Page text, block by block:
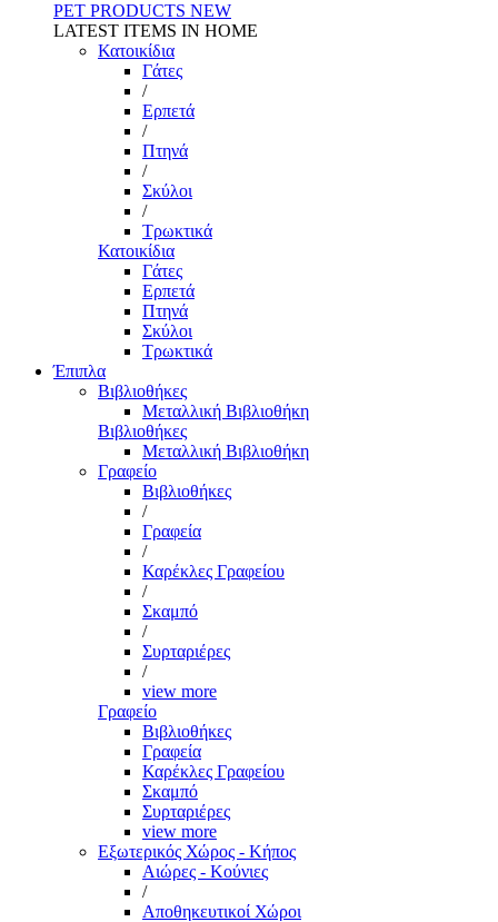
PET PRODUCTS NEW
LATEST ITEMS IN HOME
Κατοικίδια
Γάτες
/
Ερπετά
/
Πτηνά
/
Σκύλοι
/
Τρωκτικά
Κατοικίδια
Γάτες
Ερπετά
Πτηνά
Σκύλοι
Τρωκτικά
Έπιπλα
Βιβλιοθήκες
Μεταλλική Βιβλιοθήκη
Βιβλιοθήκες
Μεταλλική Βιβλιοθήκη
Γραφείο
Βιβλιοθήκες
/
Γραφεία
/
Καρέκλες Γραφείου
/
Σκαμπό
/
Συρταριέρες
/
view more
Γραφείο
Βιβλιοθήκες
Γραφεία
Καρέκλες Γραφείου
Σκαμπό
Συρταριέρες
view more
Εξωτερικός Χώρος - Κήπος
Αιώρες - Κούνιες
/
Αποθηκευτικοί Χώροι